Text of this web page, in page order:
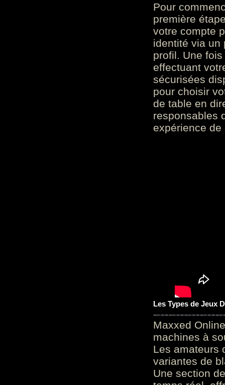
Pour
première
votre compte
identité via un
profil. Une
effectuant
sécurisées
pour choisir
de table en
responsables
expérience
Les Types de Jeux
Maxxed
machines à
Les amateurs
variantes de
Une section